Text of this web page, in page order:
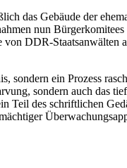
das Gebäude der
nun
DDR-
sondern ein Prozess
sondern auch das
Teil des schriftlichen